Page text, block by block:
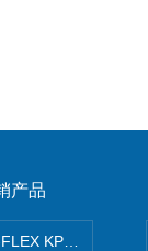
产品
KP100P紧凑